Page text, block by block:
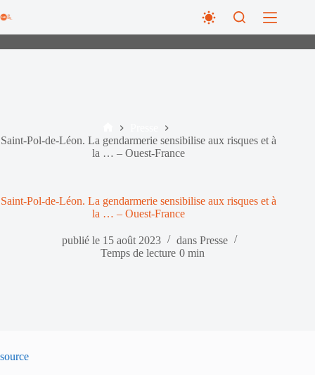
au
Accueil
Saint-Pol-de-Léon. La gendarmerie sensibilise aux risques et à
la … – Ouest-France
Saint-Pol-de-Léon. La gendarmerie sensibilise aux risques et à
la … – Ouest-France
publié le 15 août 2023 dans Presse
Temps de lecture 0 min
source